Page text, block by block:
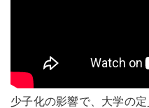
少子化の影響で、大学の